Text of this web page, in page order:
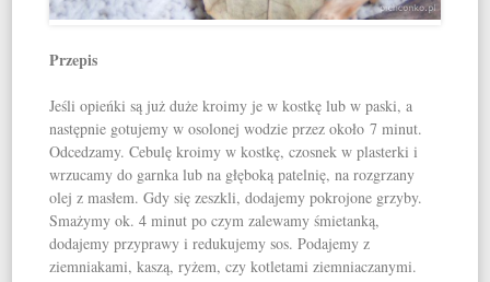
Przepis
Jeśli opieńki są już duże kroimy je w kostkę lub w paski, a
następnie gotujemy w osolonej wodzie przez około 7 minut.
Odcedzamy. Cebulę kroimy w kostkę, czosnek w plasterki i
wrzucamy do garnka lub na głęboką patelnię, na rozgrzany
olej z masłem. Gdy się zeszkli, dodajemy pokrojone grzyby.
Smażymy ok. 4 minut po czym zalewamy śmietanką,
dodajemy przyprawy i redukujemy sos. Podajemy z
ziemniakami, kaszą, ryżem, czy kotletami ziemniaczanymi.